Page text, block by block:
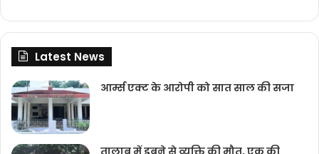
Latest News
आर्म्स एक्ट के आरोपी को सात साल की सजा